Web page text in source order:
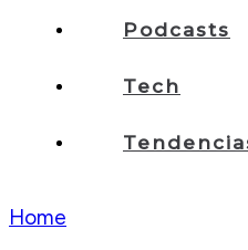
Podcasts
Tech
Home